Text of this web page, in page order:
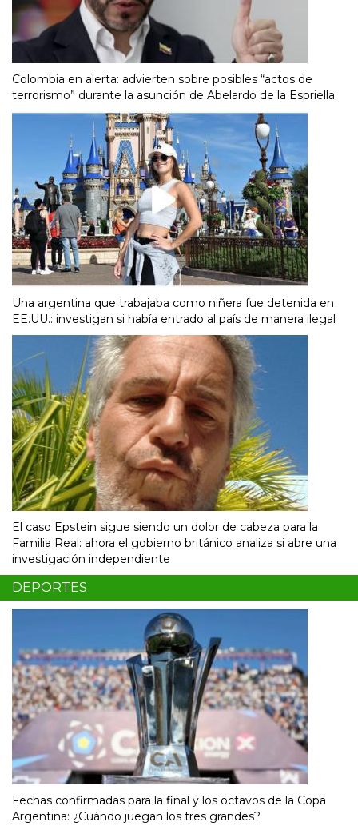
Colombia en alerta: advierten sobre posibles “actos de
terrorismo” durante la asunción de Abelardo de la Espriella
Una argentina que trabajaba como niñera fue detenida en
EE.UU.: investigan si había entrado al país de manera ilegal
El caso Epstein sigue siendo un dolor de cabeza para la
Familia Real: ahora el gobierno británico analiza si abre una
investigación independiente
DEPORTES
Fechas confirmadas para la final y los octavos de la Copa
Argentina: ¿Cuándo juegan los tres grandes?